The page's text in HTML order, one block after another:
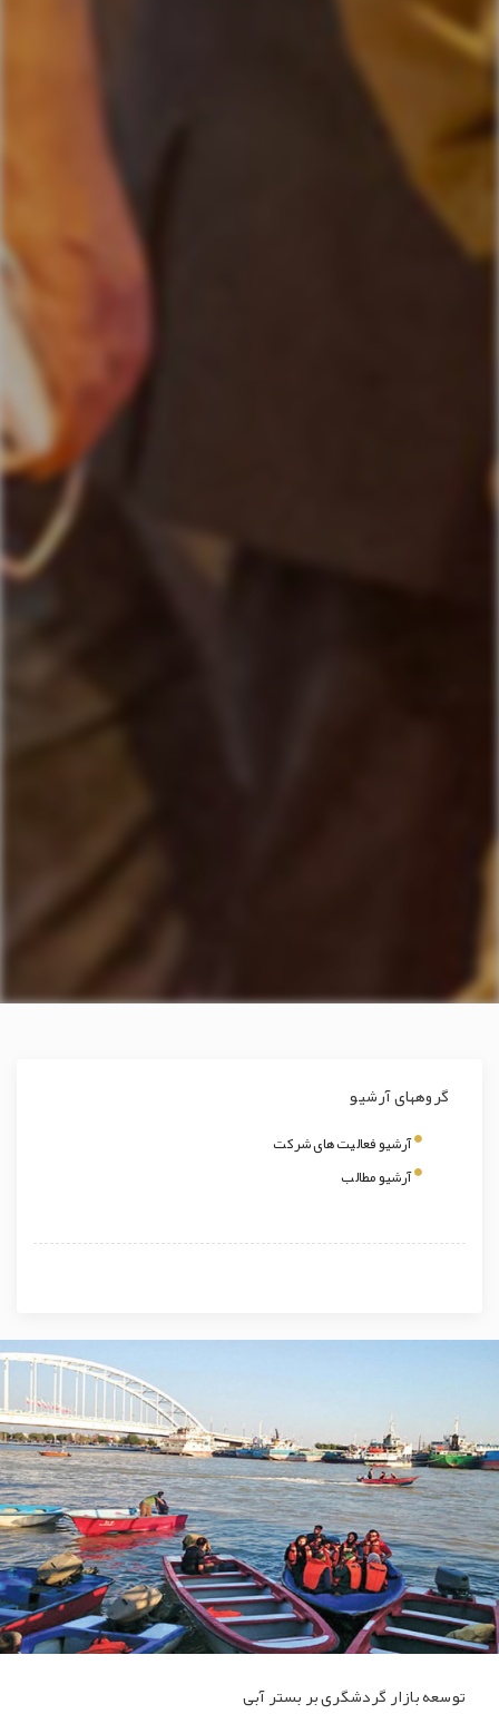
گروههای آرشیو
آرشیو فعالیت های شرکت
آرشیو مطالب
توسعه بازار گردشگری بر بستر آبی